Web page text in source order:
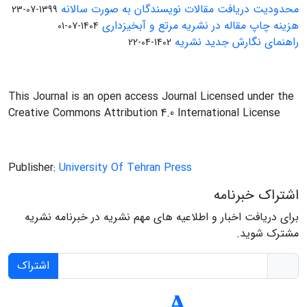
محدودیت دریافت مقالات نویسندگان به صورت سالانه 1399-07-23
هزینه چاپ مقاله در نشریه مرتع و آبخیزداری 1404-07-01
راهنمای نگارش جدید نشریه 1402-04-22
This Journal is an open access Journal Licensed under the
Creative Commons Attribution 4.0 International License
Publisher: University Of Tehran Press
اشتراک خبرنامه
برای دریافت اخبار و اطلاعیه های مهم نشریه در خبرنامه نشریه
مشترک شوید.
اشتراک